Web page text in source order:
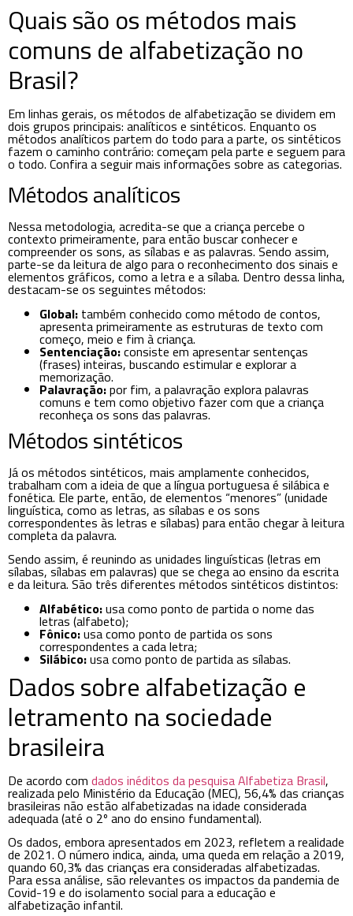
Quais são os métodos mais
comuns de alfabetização no
Brasil?
Em linhas gerais, os métodos de alfabetização se dividem em
dois grupos principais: analíticos e sintéticos. Enquanto os
métodos analíticos partem do todo para a parte, os sintéticos
fazem o caminho contrário: começam pela parte e seguem para
o todo. Confira a seguir mais informações sobre as categorias.
Métodos analíticos
Nessa metodologia, acredita-se que a criança percebe o
contexto primeiramente, para então buscar conhecer e
compreender os sons, as sílabas e as palavras. Sendo assim,
parte-se da leitura de algo para o reconhecimento dos sinais e
elementos gráficos, como a letra e a sílaba. Dentro dessa linha,
destacam-se os seguintes métodos:
Global: também conhecido como método de contos,
apresenta primeiramente as estruturas de texto com
começo, meio e fim à criança.
Sentenciação:consiste em apresentar sentenças
(frases) inteiras, buscando estimular e explorar a
memorização.
Palavração:por fim, a palavração explora palavras
comuns e tem como objetivo fazer com que a criança
reconheça os sons das palavras.
Métodos sintéticos
Já os métodos sintéticos, mais amplamente conhecidos,
trabalham com a ideia de que a língua portuguesa é silábica e
fonética. Ele parte, então, de elementos “menores” (unidade
linguística, como as letras, as sílabas e os sons
correspondentes às letras e sílabas) para então chegar à leitura
completa da palavra.
Sendo assim, é reunindo as unidades linguísticas (letras em
sílabas, sílabas em palavras) que se chega ao ensino da escrita
e da leitura. São três diferentes métodos sintéticos distintos:
Alfabético:usa como ponto de partida o nome das
letras (alfabeto);
Fônico:usa como ponto de partida os sons
correspondentes a cada letra;
Silábico:usa como ponto de partida as sílabas.
Dados sobre alfabetização e
letramento na sociedade
brasileira
De acordo com dados inéditos da pesquisa Alfabetiza Brasil,
realizada pelo Ministério da Educação (MEC), 56,4% das crianças
brasileiras não estão alfabetizadas na idade considerada
adequada (até o 2º ano do ensino fundamental).
Os dados, embora apresentados em 2023, refletem a realidade
de 2021. O número indica, ainda, uma queda em relação a 2019,
quando 60,3% das crianças era consideradas alfabetizadas.
Para essa análise, são relevantes os impactos da pandemia de
Covid-19 e do isolamento social para a educação e
alfabetização infantil.